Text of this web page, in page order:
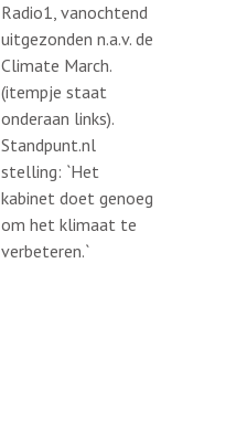
Radio1, vanochtend
uitgezonden n.a.v. de
Climate March.
(itempje staat
onderaan links).
Standpunt.nl
stelling: `Het
kabinet doet genoeg
om het klimaat te
verbeteren.`